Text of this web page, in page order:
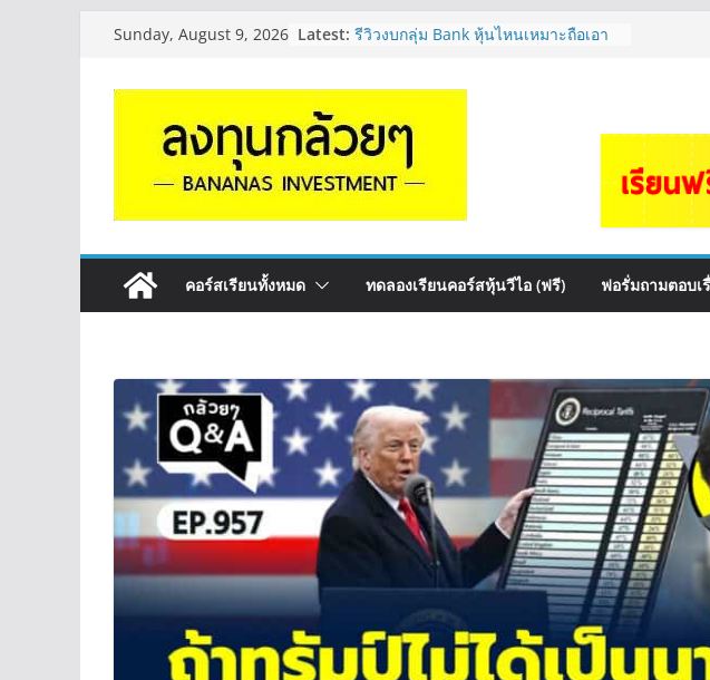
content
Sunday, August 9, 2026 Latest: รีวิวงบกลุ่ม Bank หุ้นไหนเหมาะถือเอา
Hot Topic! อัปเดทงบ สื่อสาร, ค้าปลีก
ตัวไหนเหมาะถือเอาปันผล? | Hot Topic
EP.41
หุ้นซอสภูเขาทอง Sauce เหมาะถือเป็น
OSP vs CBG vs ICHI ควร DCA ตัวไหน
ดี? | Q&A กล้วยๆ EP.1165
คอร์สเรียนทั้งหมด ทดลองเรียนคอร์สหุ้นวีไอ (ฟรี) ฟอรั่มถามตอบเ